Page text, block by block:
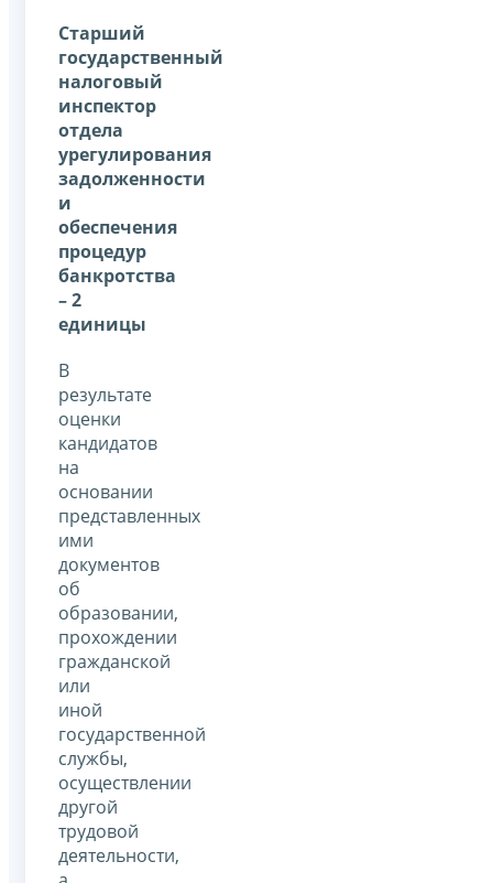
Старший
государственный
налоговый
инспектор
отдела
урегулирования
задолженности
и
обеспечения
процедур
банкротства
– 2
единицы
В
результате
оценки
кандидатов
на
основании
представленных
ими
документов
об
образовании,
прохождении
гражданской
или
иной
государственной
службы,
осуществлении
другой
трудовой
деятельности,